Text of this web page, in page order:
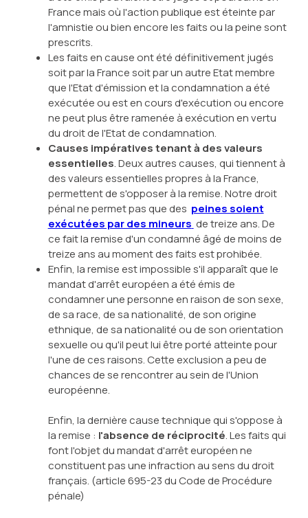
France mais où l'action publique est éteinte par
l'amnistie ou bien encore les faits ou la peine sont
prescrits.
Les faits en cause ont été définitivement jugés
soit par la France soit par un autre Etat membre
que l'Etat d'émission et la condamnation a été
exécutée ou est en cours d'exécution ou encore
ne peut plus être ramenée à exécution en vertu
du droit de l'Etat de condamnation.
Causes impératives tenant à des valeurs
essentielles. Deux autres causes, qui tiennent à
des valeurs essentielles propres à la France,
permettent de s'opposer à la remise. Notre droit
pénal ne permet pas que des peines soient
exécutées par des mineurs de treize ans. De
ce fait la remise d'un condamné âgé de moins de
treize ans au moment des faits est prohibée.
Enfin, la remise est impossible s'il apparaît que le
mandat d'arrêt européen a été émis de
condamner une personne en raison de son sexe,
de sa race, de sa nationalité, de son origine
ethnique, de sa nationalité ou de son orientation
sexuelle ou qu'il peut lui être porté atteinte pour
l'une de ces raisons. Cette exclusion a peu de
chances de se rencontrer au sein de l'Union
européenne.
Enfin, la dernière cause technique qui s'oppose à
la remise : l'absence de réciprocité. Les faits qui
font l'objet du mandat d'arrêt européen ne
constituent pas une infraction au sens du droit
français. (article 695-23 du Code de Procédure
pénale)